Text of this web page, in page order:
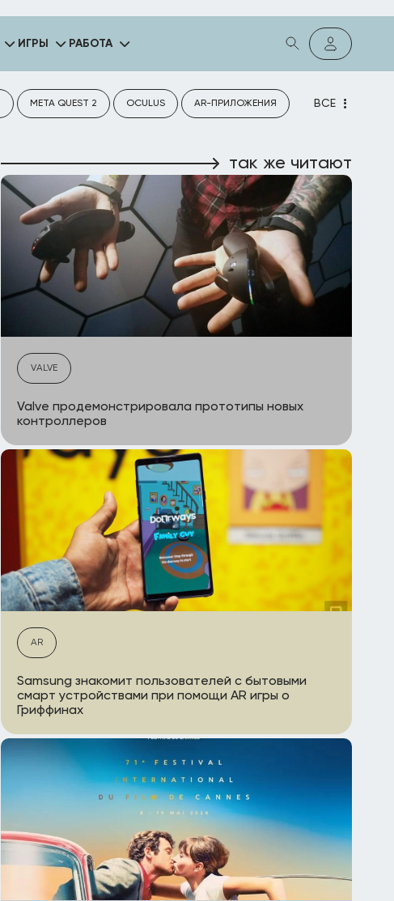
ИГРЫ РАБОТА
META QUEST 2 OCULUS AR-ПРИЛОЖЕНИЯ ВСЕ
так же читают
VALVE
Valve продемонстрировала прототипы новых
контроллеров
AR
Samsung знакомит пользователей с бытовыми
смарт устройствами при помощи AR игры о
Гриффинах